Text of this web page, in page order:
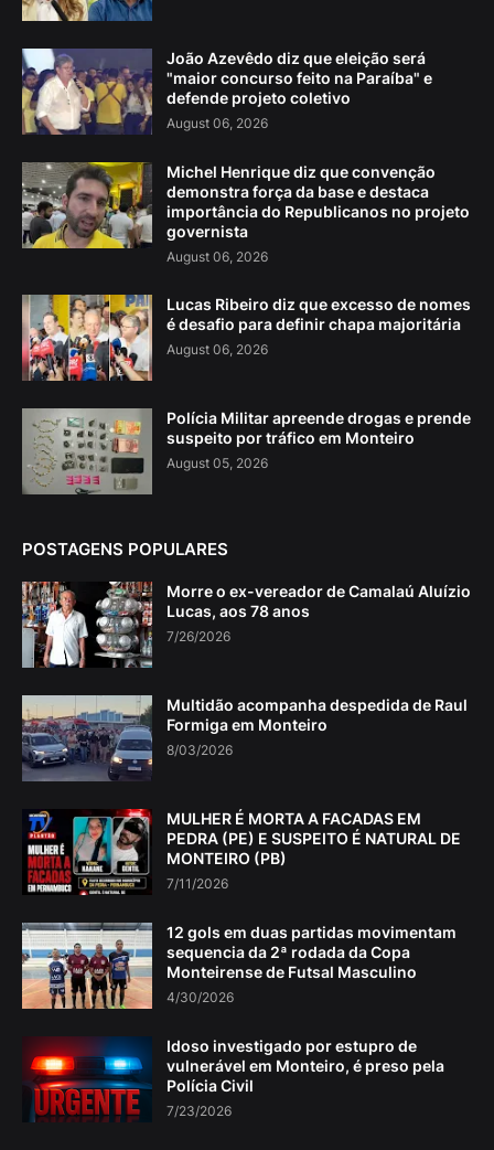
João Azevêdo diz que eleição será
"maior concurso feito na Paraíba" e
defende projeto coletivo
August 06, 2026
Michel Henrique diz que convenção
demonstra força da base e destaca
importância do Republicanos no projeto
governista
August 06, 2026
Lucas Ribeiro diz que excesso de nomes
é desafio para definir chapa majoritária
August 06, 2026
Polícia Militar apreende drogas e prende
suspeito por tráfico em Monteiro
August 05, 2026
POSTAGENS POPULARES
Morre o ex-vereador de Camalaú Aluízio
Lucas, aos 78 anos
7/26/2026
Multidão acompanha despedida de Raul
Formiga em Monteiro
8/03/2026
MULHER É MORTA A FACADAS EM
PEDRA (PE) E SUSPEITO É NATURAL DE
MONTEIRO (PB)
7/11/2026
12 gols em duas partidas movimentam
sequencia da 2ª rodada da Copa
Monteirense de Futsal Masculino
4/30/2026
Idoso investigado por estupro de
vulnerável em Monteiro, é preso pela
Polícia Civil
7/23/2026